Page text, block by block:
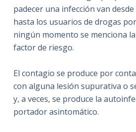
padecer una infección van
hasta los usuarios de drogas
ningún momento se menciona
factor de riesgo.
El contagio se produce por
con alguna lesión supurativa o
y, a veces, se produce la
portador asintomático.